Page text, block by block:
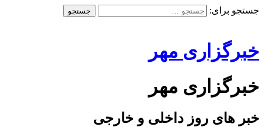
جستجو برای:
خبرگزاری مهر
خبرگزاری مهر
خبر های روز داخلی و خارجی